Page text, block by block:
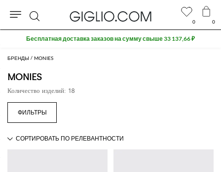
БРЕНДЫ MONIES
MONIES
Количество изделий: 18
0 0
Поиск
Бесплатная доставка заказов на сумму свыше 33 137,66 ₽